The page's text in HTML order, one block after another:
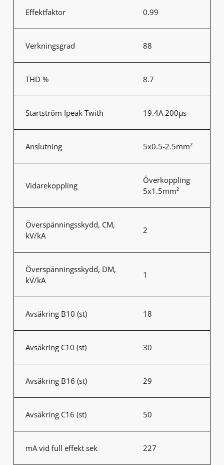
Effektfaktor 0.99
Verkningsgrad 88
THD % 8.7
Startström Ipeak Twith 19.4A 200μs
Anslutning 5x0.5-2.5mm²
Vidarekoppling
Överkoppling
5x1.5mm²
Överspänningsskydd, CM,
kV/kA
2
Överspänningsskydd, DM,
kV/kA
1
Avsäkring B10 (st) 18
Avsäkring C10 (st) 30
Avsäkring B16 (st) 29
Avsäkring C16 (st) 50
mA vid full effekt sek 227